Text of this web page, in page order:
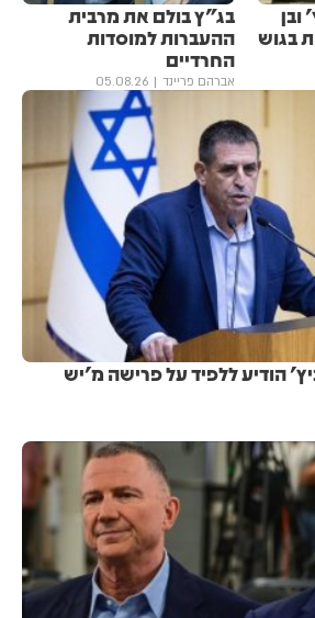
בגוש
בג"ץ בולם את מרבית
ההעברות למוסדות
החרדיים
אברהם פריינד 05.08.26
הודיע ללפיד על פרישה מ'יש